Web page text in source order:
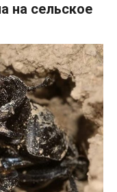
на сельское